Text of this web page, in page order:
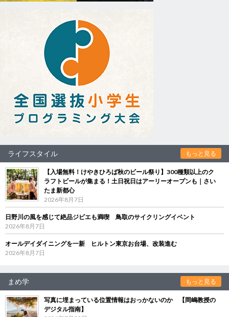
ライフスタイル もっと見る
【入場無料！けやきひろば秋のビール祭り】300種類以上のク
ラフトビールが集まる！土日祝日はアーリーオープンも｜さい
たま新都心
2026年8月7日
日野川の風を感じて絶品ジビエも満喫 鳥取のサイクリングイベント
2026年8月7日
オールデイダイニングを一新 ヒルトン東京お台場、改装進む
2026年8月7日
まめ学 もっと見る
写真に埋まっている位置情報はおっかないのか 【岡嶋教授の
デジタル指南】